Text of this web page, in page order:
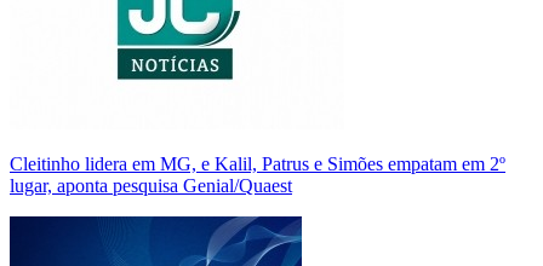
Cleitinho lidera em MG, e Kalil, Patrus e Simões empatam em 2º
lugar, aponta pesquisa Genial/Quaest